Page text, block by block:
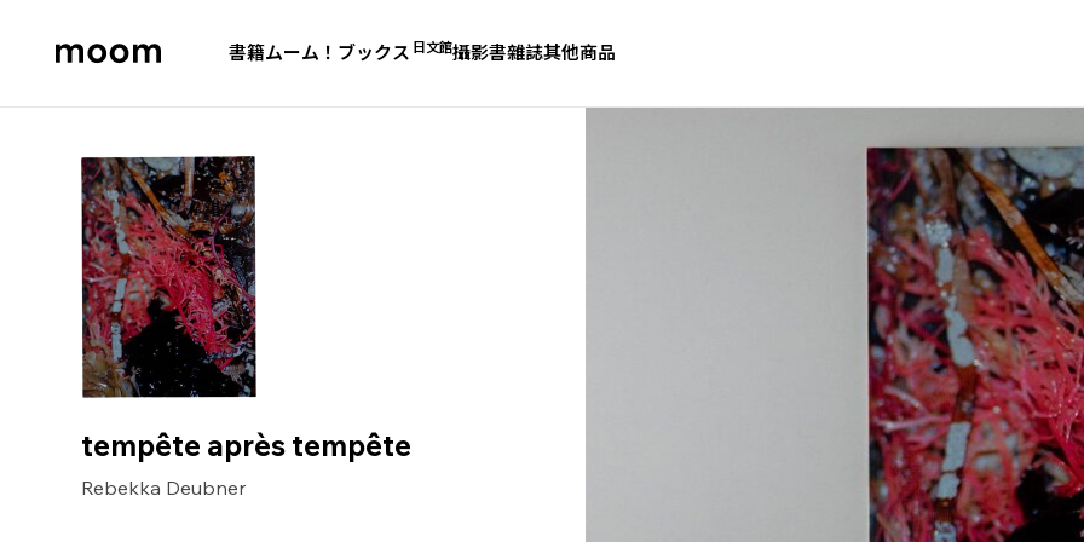
書籍ムーム！ブックス 日文館攝影書雜誌其他商品
tempête après tempête
Rebekka Deubner